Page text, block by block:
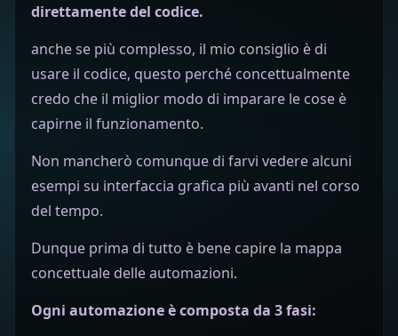
direttamente del codice.
anche se più complesso, il mio consiglio è di
usare il codice, questo perché concettualmente
credo che il miglior modo di imparare le cose è
capirne il funzionamento.
Non mancherò comunque di farvi vedere alcuni
esempi su interfaccia grafica più avanti nel corso
del tempo.
Dunque prima di tutto è bene capire la mappa
concettuale delle automazioni.
Ogni automazione è composta da 3 fasi: